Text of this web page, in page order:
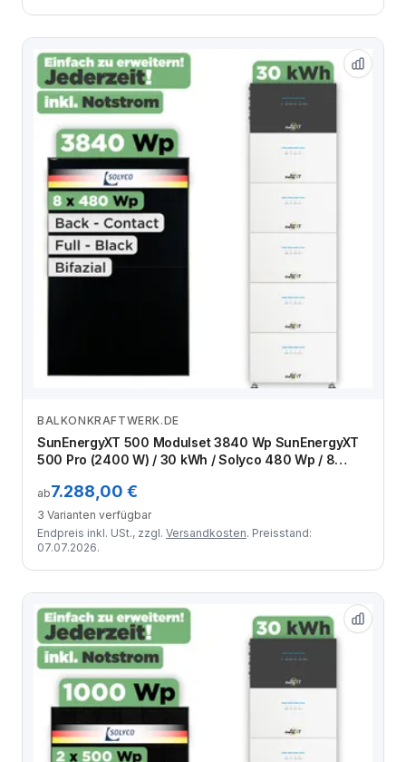
Zum Angebot
BALKONKRAFTWERK.DE
SunEnergyXT 500 Modulset 3840 Wp SunEnergyXT
500 Pro (2400 W) / 30 kWh / Solyco 480 Wp / 8
ab7.288,00 €
3 Varianten verfügbar
Endpreis inkl. USt., zzgl. Versandkosten. Preisstand:
07.07.2026.